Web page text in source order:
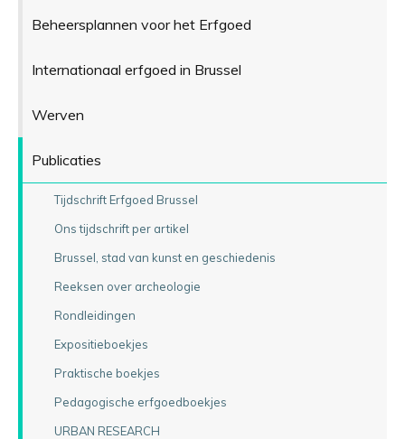
Beheersplannen voor het Erfgoed
Internationaal erfgoed in Brussel
Werven
Publicaties
Tijdschrift Erfgoed Brussel
Ons tijdschrift per artikel
Brussel, stad van kunst en geschiedenis
Reeksen over archeologie
Rondleidingen
Expositieboekjes
Praktische boekjes
Pedagogische erfgoedboekjes
URBAN RESEARCH